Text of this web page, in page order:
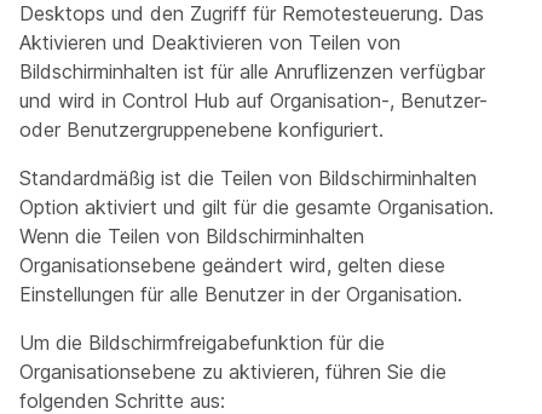
Desktops und den Zugriff für Remotesteuerung. Das
Aktivieren und Deaktivieren von Teilen von
Bildschirminhalten ist für alle Anruflizenzen verfügbar
und wird in Control Hub auf Organisation-, Benutzer-
oder Benutzergruppenebene konfiguriert.
Standardmäßig ist die Teilen von Bildschirminhalten
Option aktiviert und gilt für die gesamte Organisation.
Wenn die Teilen von Bildschirminhalten
Organisationsebene geändert wird, gelten diese
Einstellungen für alle Benutzer in der Organisation.
Um die Bildschirmfreigabefunktion für die
Organisationsebene zu aktivieren, führen Sie die
folgenden Schritte aus: